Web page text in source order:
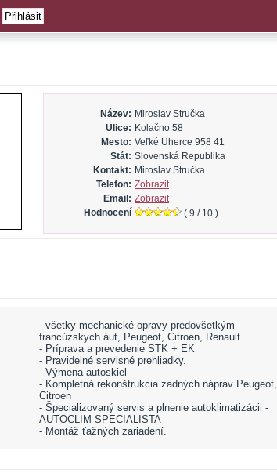
Název: Miroslav Stručka
Ulice: Kolačno 58
Mesto: Veľké Uherce 958 41
Stát: Slovenská Republika
Kontakt: Miroslav Stručka
Telefon: Zobrazit
Email: Zobrazit
Hodnocení
( 9 / 10 )
- všetky mechanické opravy predovšetkým
francúzskych áut, Peugeot, Citroen, Renault.
- Príprava a prevedenie STK + EK
- Pravidelné servisné prehliadky.
- Výmena autoskiel
- Kompletná rekonštrukcia zadných náprav Peugeot,
Citroen
- Špecializovaný servis a plnenie autoklimatizácii -
AUTOCLIM SPECIALISTA
- Montáž ťažných zariadení.